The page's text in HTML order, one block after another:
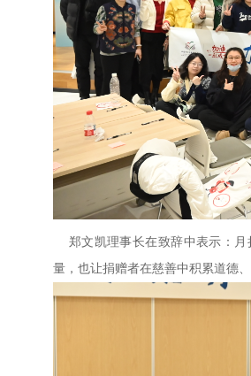
郑文凯理事长在致辞中表示：月
量，也让捐赠者在慈善中积累道德